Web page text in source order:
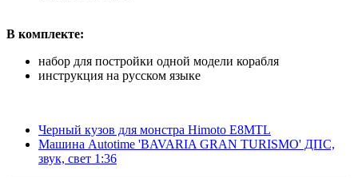
В комплекте:
набор для постройки одной модели корабля
инструкция на русском языке
Черный кузов для монстра Himoto E8MTL
Машина Autotime 'BAVARIA GRAN TURISMO' ДПС,
звук, свет 1:36